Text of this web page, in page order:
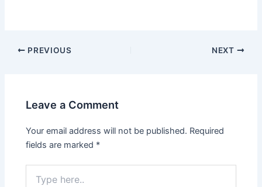
PREVIOUS NEXT
Leave a Comment
Your email address will not be published. Required
fields are marked *
here..